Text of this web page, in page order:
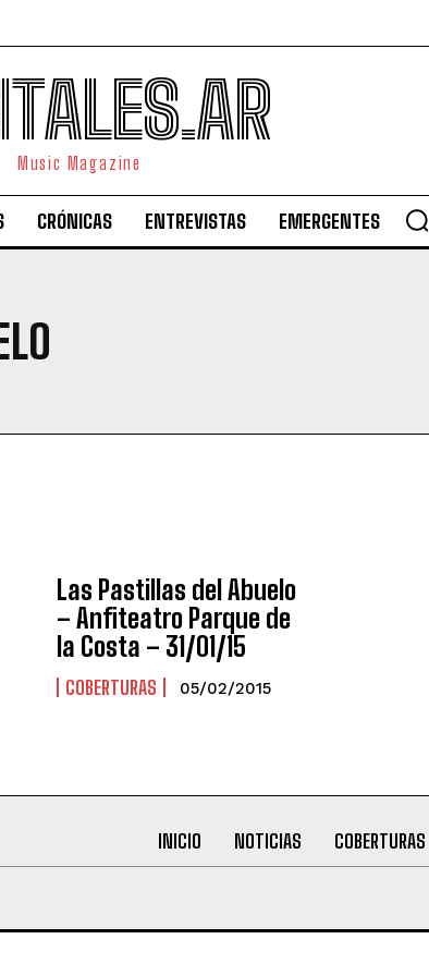
Music Magazine
CRÓNICAS ENTREVISTAS EMERGENTES
Las Pastillas del Abuelo
– Anfiteatro Parque de
la Costa – 31/01/15
COBERTURAS 05/02/2015
INICIO NOTICIAS COBERTURAS